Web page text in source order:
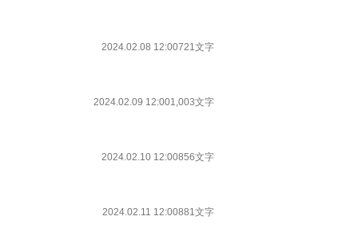
2024.02.08 12:00721文字
2024.02.09 12:001,003文字
2024.02.10 12:00856文字
2024.02.11 12:00881文字